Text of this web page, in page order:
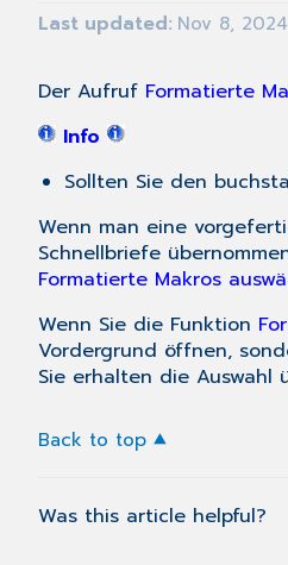
Last updated Nov 8, 2024
Der Aufruf Formatierte
Info
Sollten Sie den
Wenn man eine
Schnellbriefe
Formatierte Makros
Wenn Sie die Funktion
Vordergrund öffnen,
Sie erhalten die Auswahl
Back to top
Was this article helpful?